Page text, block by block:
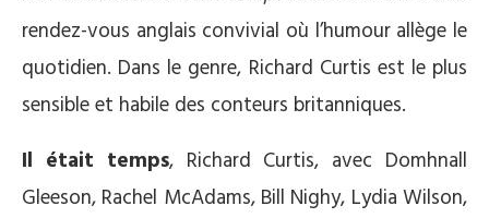
rendez-vous anglais convivial où l’humour allège le
quotidien. Dans le genre, Richard Curtis est le plus
sensible et habile des conteurs britanniques.
Il était temps, Richard Curtis, avec Domhnall
Gleeson, Rachel McAdams, Bill Nighy, Lydia Wilson,